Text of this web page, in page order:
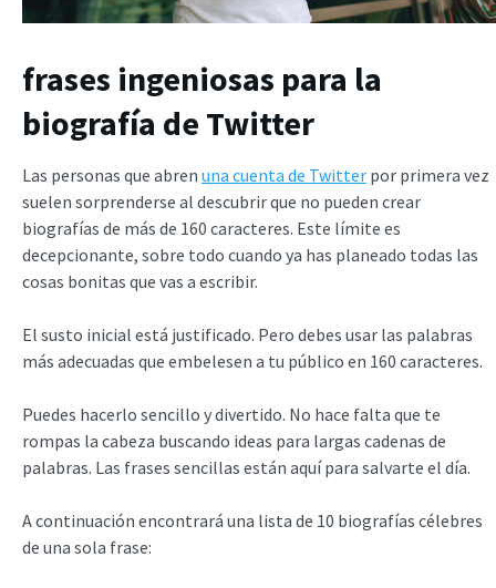
frases ingeniosas para la
biografía de Twitter
Las personas que abren una cuenta de Twitter por primera vez
suelen sorprenderse al descubrir que no pueden crear
biografías de más de 160 caracteres. Este límite es
decepcionante, sobre todo cuando ya has planeado todas las
cosas bonitas que vas a escribir.
El susto inicial está justificado. Pero debes usar las palabras
más adecuadas que embelesen a tu público en 160 caracteres.
Puedes hacerlo sencillo y divertido. No hace falta que te
rompas la cabeza buscando ideas para largas cadenas de
palabras. Las frases sencillas están aquí para salvarte el día.
A continuación encontrará una lista de 10 biografías célebres
de una sola frase: